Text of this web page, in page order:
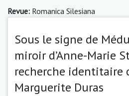
Revue: Romanica Silesiana
Sous le signe de
miroir d’Anne-Marie
recherche identitaire
Marguerite Duras